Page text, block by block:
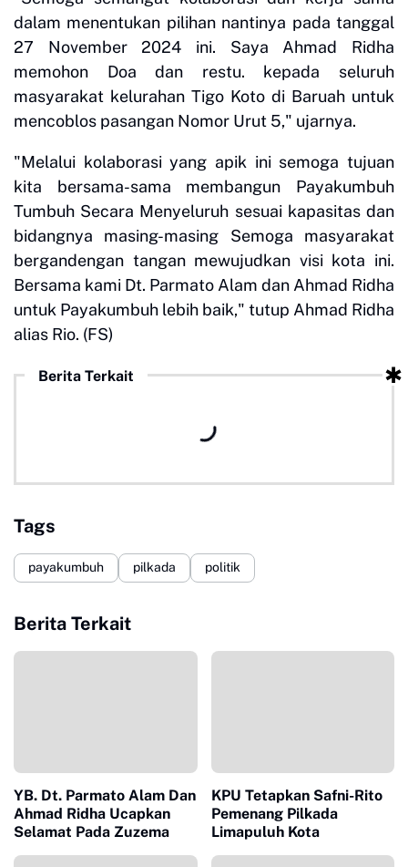
dalam menentukan pilihan nantinya pada tanggal
27 November 2024 ini. Saya Ahmad Ridha
memohon Doa dan restu. kepada seluruh
masyarakat kelurahan Tigo Koto di Baruah untuk
mencoblos pasangan Nomor Urut 5," ujarnya.
"Melalui kolaborasi yang apik ini semoga tujuan
kita bersama-sama membangun Payakumbuh
Tumbuh Secara Menyeluruh sesuai kapasitas dan
bidangnya masing-masing Semoga masyarakat
bergandengan tangan mewujudkan visi kota ini.
Bersama kami Dt. Parmato Alam dan Ahmad Ridha
untuk Payakumbuh lebih baik," tutup Ahmad Ridha
alias Rio. (FS)
Berita Terkait
Tags
payakumbuh pilkada politik
Berita Terkait
YB. Dt. Parmato Alam Dan
Ahmad Ridha Ucapkan
Selamat Pada Zuzema
KPU Tetapkan Safni-Rito
Pemenang Pilkada
Limapuluh Kota